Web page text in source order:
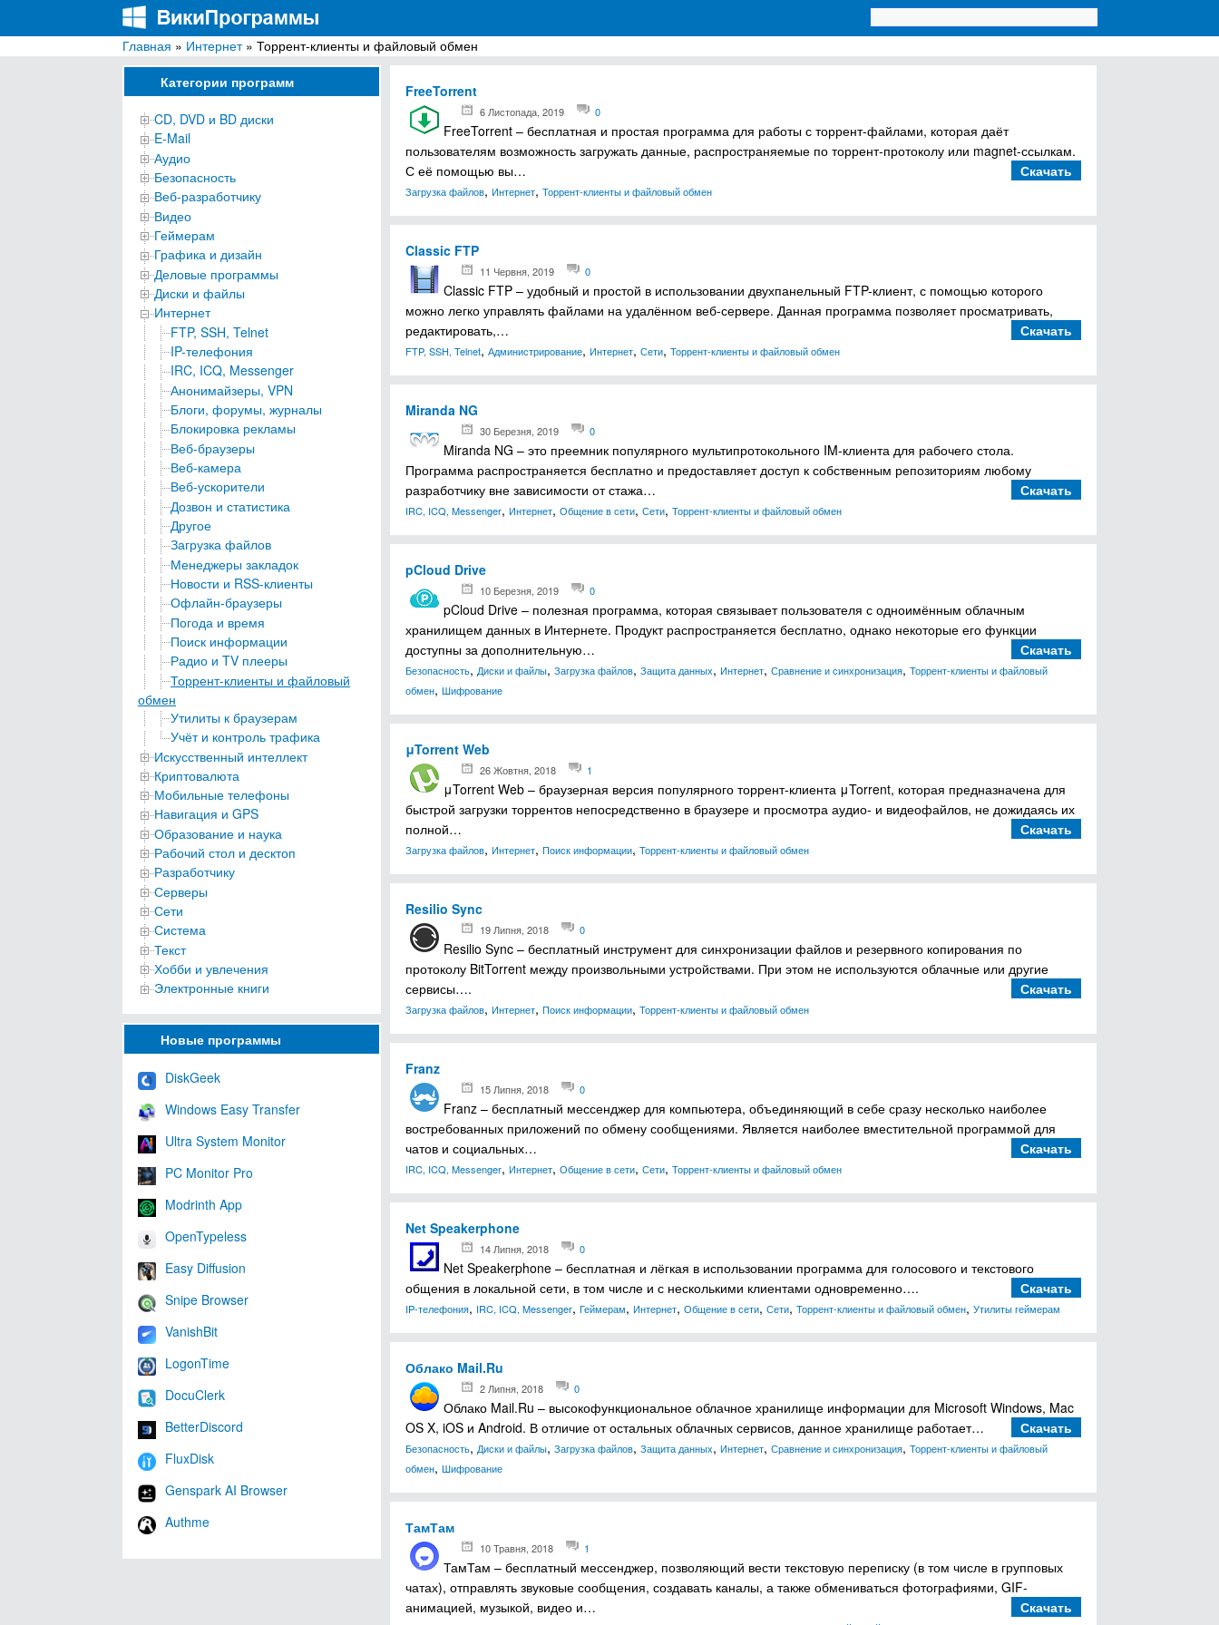
ВикиПрограммы
Энциклопедия бесплатных компьютерных программ для Windows
Главная » Интернет» Торрент-клиенты и файловый обмен
Категории программ
CD, DVD и BD диски
E-Mail
Аудио
Безопасность
Веб-разработчику
Видео
Геймерам
Графика и дизайн
Деловые программы
Диски и файлы
Интернет
FTP, SSH, Telnet
IP-телефония
IRC, ICQ, Messenger
Анонимайзеры, VPN
Блоги, форумы, журналы
Блокировка рекламы
Веб-браузеры
Веб-камера
Веб-ускорители
Дозвон и статистика
Другое
Загрузка файлов
Менеджеры закладок
Новости и RSS-клиенты
Офлайн-браузеры
Погода и время
Поиск информации
Радио и TV плееры
Торрент-клиенты и файловый
обмен
Утилиты к браузерам
Учёт и контроль трафика
Искусственный интеллект
Криптовалюта
Мобильные телефоны
Навигация и GPS
Образование и наука
Рабочий стол и десктоп
Разработчику
Серверы
Сети
Система
Текст
Хобби и увлечения
Электронные книги
Новые программы
DiskGeek
Windows Easy Transfer
Ultra System Monitor
PC Monitor Pro
Modrinth App
OpenTypeless
Easy Diffusion
Snipe Browser
VanishBit
LogonTime
DocuClerk
BetterDiscord
FluxDisk
Genspark AI Browser
Authme
FreeTorrent
6 Листопада, 2019 0
FreeTorrent – бесплатная и простая программа для работы с торрент-файлами, которая даёт
пользователям возможность загружать данные, распространяемые по торрент-протоколу или magnet-ссылкам.
С её помощью вы…
Скачать
Загрузка файлов, Интернет, Торрент-клиенты и файловый обмен
Classic FTP
11 Червня, 2019 0
Classic FTP – удобный и простой в использовании двухпанельный FTP-клиент, с помощью которого
можно легко управлять файлами на удалённом веб-сервере. Данная программа позволяет просматривать,
редактировать,…
Скачать
FTP, SSH, Telnet, Администрирование, Интернет, Сети, Торрент-клиенты и файловый обмен
Miranda NG
30 Березня, 2019 0
Miranda NG – это преемник популярного мультипротокольного IM-клиента для рабочего стола.
Программа распространяется бесплатно и предоставляет доступ к собственным репозиториям любому
разработчику вне зависимости от стажа…
Скачать
IRC, ICQ, Messenger, Интернет, Общение в сети, Сети, Торрент-клиенты и файловый обмен
pCloud Drive
10 Березня, 2019 0
pCloud Drive – полезная программа, которая связывает пользователя с одноимённым облачным
хранилищем данных в Интернете. Продукт распространяется бесплатно, однако некоторые его функции
доступны за дополнительную…
Скачать
Безопасность, Диски и файлы, Загрузка файлов, Защита данных, Интернет, Сравнение и синхронизация, Торрент-клиенты и файловый
обмен, Шифрование
μTorrent Web
26 Жовтня, 2018 1
μTorrent Web – браузерная версия популярного торрент-клиента μTorrent, которая предназначена для
быстрой загрузки торрентов непосредственно в браузере и просмотра аудио- и видеофайлов, не дожидаясь их
полной…
Скачать
Загрузка файлов, Интернет, Поиск информации, Торрент-клиенты и файловый обмен
Resilio Sync
19 Липня, 2018 0
Resilio Sync‭ – ‬бесплатный инструмент для синхронизации файлов и резервного копирования по
протоколу BitTorrent между произвольными устройствами. При этом не используются облачные или другие
сервисы….
Скачать
Загрузка файлов, Интернет, Поиск информации, Торрент-клиенты и файловый обмен
Franz
15 Липня, 2018 0
Franz‭ – бесплатный мессенджер для компьютера‬,‭ ‬объединяющий в себе сразу несколько наиболее
востребованных приложений по обмену сообщениями.‭ ‬Является наиболее вместительной программой для
чатов и социальных…
Скачать
IRC, ICQ, Messenger, Интернет, Общение в сети, Сети, Торрент-клиенты и файловый обмен
Net Speakerphone
14 Липня, 2018 0
Net Speakerphone – бесплатная и лёгкая в использовании программа для голосового и текстового
общения в локальной сети, в том числе и с несколькими клиентами одновременно….
Скачать
IP-телефония, IRC, ICQ, Messenger, Геймерам, Интернет, Общение в сети, Сети, Торрент-клиенты и файловый обмен, Утилиты геймерам
Облако Mail.Ru
2 Липня, 2018 0
Облако Mail.Ru‭ – ‬высокофункциональное облачное хранилище информации для Microsoft Windows, Mac
OS X, iOS и Android.‭ ‬В отличие от остальных облачных сервисов, данное хранилище работает…
Скачать
Безопасность, Диски и файлы, Загрузка файлов, Защита данных, Интернет, Сравнение и синхронизация, Торрент-клиенты и файловый
обмен, Шифрование
ТамТам
10 Травня, 2018 1
ТамТам – бесплатный мессенджер, позволяющий вести текстовую переписку (в том числе в групповых
чатах), отправлять звуковые сообщения, создавать каналы, а также обмениваться фотографиями, GIF-
анимацией, музыкой, видео и…
Скачать